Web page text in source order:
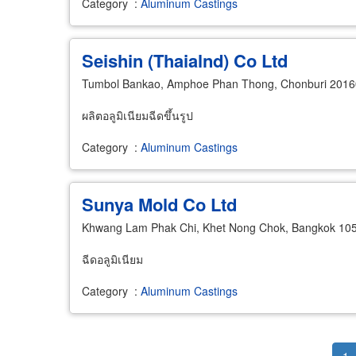
Seishin (Thaialnd) Co Ltd
Tumbol Bankao, Amphoe Phan Thong, Chonburi
ผลิตอลูมิเนียมฉีดขึ้นรูป
Category : Aluminum Castings
Sunya Mold Co Ltd
Khwang Lam Phak Chi, Khet Nong Chok, Bangkok
ฉีดอลูมิเนียม
Category : Aluminum Castings